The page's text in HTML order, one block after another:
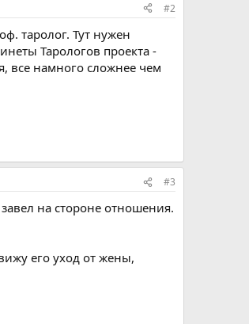
#2
таролог. Тут нужен
Тарологов проекта -
все намного сложнее чем
#3
на стороне отношения.
его уход от жены,